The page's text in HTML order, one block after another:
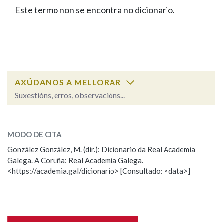
FIGURAS HOMENAXEADAS
PORTAL DAS PALABRAS
Facebook
TwitterYoutubeInstagram
Bluesky
BUSCAR NOS LEMAS
Remata por
BUSCAR NO CONTIDO
Nas definicións
Este termo non se encontra no dicionario.
AXÚDANOS A MELLORAR
Suxestións, erros, observacións...
Observación
Nome
MODO DE CITA
González González, M. (dir.): Dicionario da Real Academia
Galega. A Coruña: Real Academia Galega.
<https://academia.gal/dicionario> [Consultado: <data>]